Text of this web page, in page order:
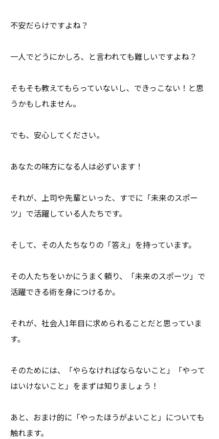
不安だらけですよね？
一人でどうにかしろ、と言われても難しいですよね？
そもそも教えてもらっていないし、できっこない！と思
うかもしれません。
でも、安心してください。
あなたの味方になる人は必ずいます！
それが、上司や先輩といった、すでに「未来のスポー
ツ」で活躍している人たちです。
そして、その人たちなりの「答え」を持っています。
その人たちをいかにうまく頼り、「未来のスポーツ」で
活躍できる術を身につけるか。
それが、社会人1年目に求められることだと思っていま
す。
そのためには、「やらなければならないこと」「やって
はいけないこと」をまずは知りましょう！
あと、おまけ的に「やったほうがよいこと」についても
触れます。